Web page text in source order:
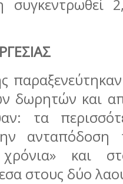
δωρητών και
τα
ανταπόδοση
και
στους δύο